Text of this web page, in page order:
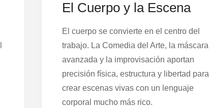
El Cuerpo y la Escena
El cuerpo se convierte en el centro del
trabajo. La Comedia del Arte, la máscara
avanzada y la improvisación aportan
precisión física, estructura y libertad para
crear escenas vivas con un lenguaje
corporal mucho más rico.